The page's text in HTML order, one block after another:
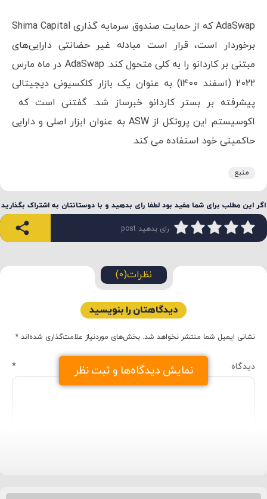
AdaSwap که از حمایت صندوق سرمایه گذاری Shima Capital
برخوردار است، قرار است مبادله غیر حضانتی دارایی‌های
مبتنی بر کاردانو را به کلی متحول کند. AdaSwap در ماه مارس
2022 (اسفند 1400) به عنوان یک بازار کلکسیونی دیجیتالی
پیشرفته بر بستر کاردانو خبرساز شد. گفتنی است که
اکوسیستم این پروتکل از ASW به عنوان ابزار اصلی و دارایی
حاکمیتی خود استفاده می کند.
منبع
اگر این مطلب برای شما مفید بود لطفا رای بدهید و با دوستانتان به اشتراک بگذارید
رای بدهید post
نمایش دیدگاه‌ها و ثبت نظر
نظرات(0)
دیدگاهتان را بنویسید
نشانی ایمیل شما منتشر نخواهد شد. بخش‌های موردنیاز علامت‌گذاری شده‌اند *
دیدگاه *